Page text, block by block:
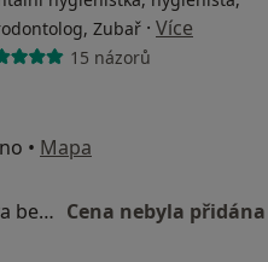
Zubař · Více
15 názorů
• Mapa
Opakovaná návštěva bez Airflow Cena nebyla přidána